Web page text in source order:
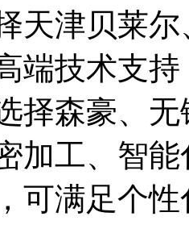
天津贝莱
端技术支
择森豪、
加工、智
可满足个